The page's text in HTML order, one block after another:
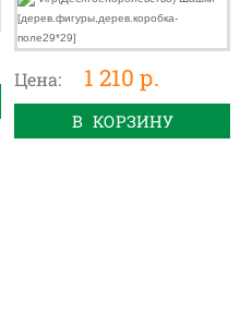
Цена: 1 210 р.
В КОРЗИНУ